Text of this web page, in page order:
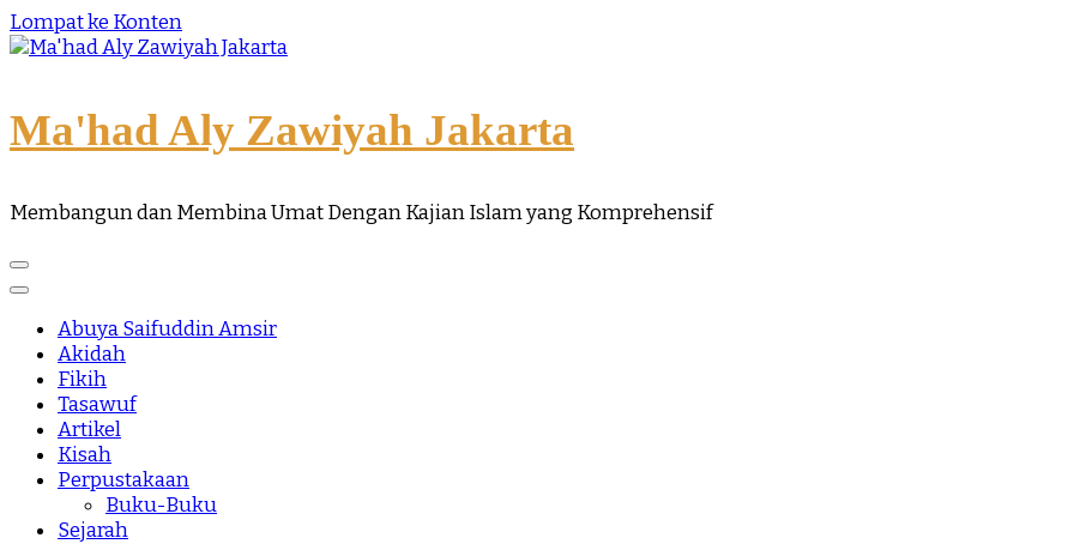
Lompat ke Konten
Ma'had Aly Zawiyah Jakarta
Membangun dan Membina Umat Dengan Kajian Islam yang Komprehensif
Abuya Saifuddin Amsir
Akidah
Fikih
Tasawuf
Artikel
Kisah
Perpustakaan
Buku-Buku
Sejarah